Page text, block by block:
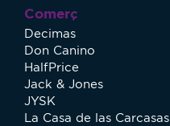
Comerç
Decimas
Don Canino
HalfPrice
Jack & Jones
JYSK
La Casa de las Carcasas